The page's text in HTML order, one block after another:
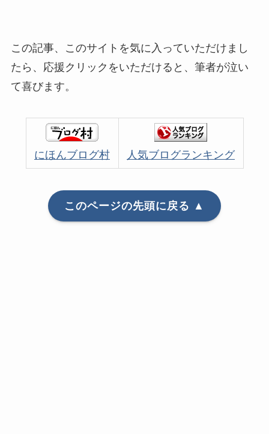
この記事、このサイトを気に入っていただけまし
たら、応援クリックをいただけると、筆者が泣い
て喜びます。
にほんブログ村 人気ブログランキング
このページの先頭に戻る ▲